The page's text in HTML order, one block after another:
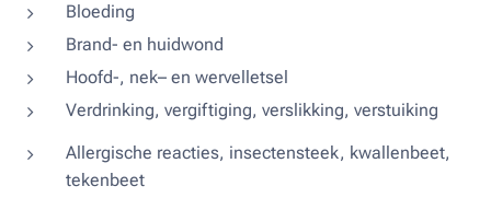
Bloeding
Brand- en huidwond
Hoofd-, nek– en wervelletsel
Verdrinking, vergiftiging, verslikking, verstuiking
Allergische reacties, insectensteek, kwallenbeet,
tekenbeet